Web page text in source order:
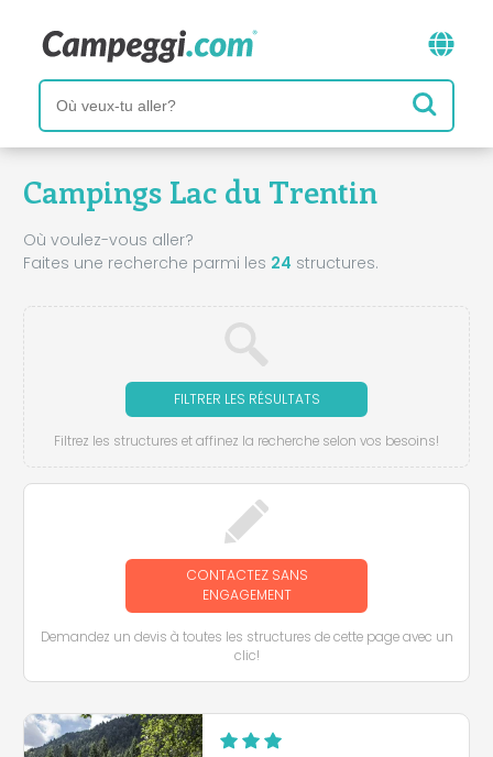
Campings Lac du Trentin
Où voulez-vous aller?
Faites une recherche parmi les 24 structures.
FILTRER LES RÉSULTATS
Filtrez les structures et affinez la recherche selon vos besoins!
CONTACTEZ SANS
ENGAGEMENT
Demandez un devis à toutes les structures de cette page avec un
clic!